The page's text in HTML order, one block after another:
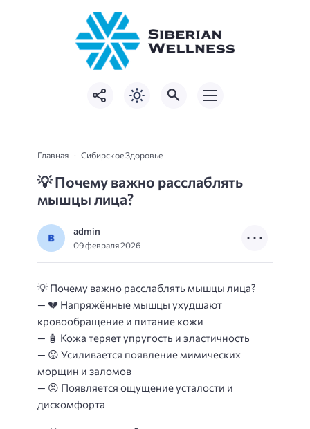
Главная Сибирское Здоровье
💡 Почему важно расслаблять
мышцы лица?
admin
09 февраля 2026
💡 Почему важно расслаблять мышцы лица?
— 💔 Напряжённые мышцы ухудшают
кровообращение и питание кожи
— 🧴 Кожа теряет упругость и эластичность
— 😟 Усиливается появление мимических
морщин и заломов
— 😣 Появляется ощущение усталости и
дискомфорта